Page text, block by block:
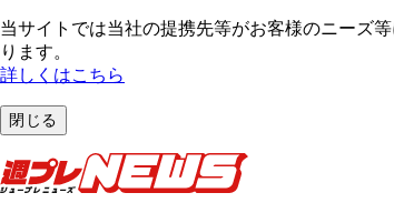
当サイトでは当社の提携先等がお客様のニーズ
ります。
詳しくはこちら
閉じる